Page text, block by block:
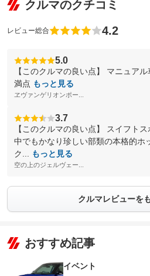
クルマのクチコミ
レビュー総合 4.2
5.0
【このクルマの良い点】 マニュア
満点 もっと見る
ヱヴァンゲリオンポー...
3.7
【このクルマの良い点】 スイフト
中でもかなり珍しい部類の本格的ホ
ク...
もっと見る
空の上のジェルヴェー...
クルマレビューを
おすすめ記事
イベント